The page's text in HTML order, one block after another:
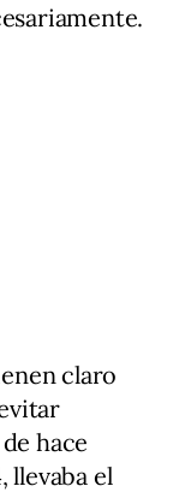
claro
hace
llevaba el